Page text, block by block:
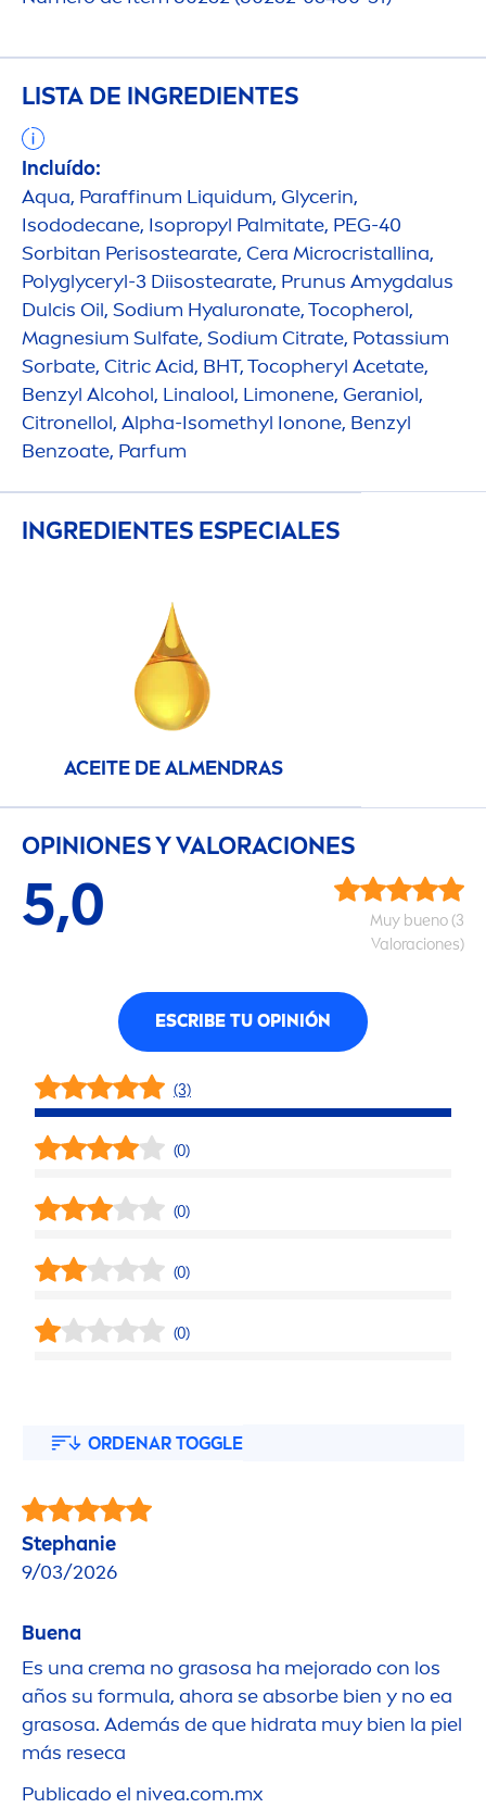
LISTA DE INGREDIENTES
Incluído:
Aqua, Paraffinum Liquidum, Glycerin,
Isododecane, Isopropyl Palmitate, PEG-40
Sorbitan Perisostearate, Cera Microcristallina,
Polyglyceryl-3 Diisostearate, Prunus Amygdalus
Dulcis Oil, Sodium Hyaluronate, Tocopherol,
Magnesium Sulfate, Sodium Citrate, Potassium
Sorbate, Citric Acid, BHT, Tocopheryl Acetate,
Benzyl Alcohol, Linalool, Limonene, Geraniol,
Citronellol, Alpha-Isomethyl Ionone, Benzyl
Benzoate, Parfum
INGREDIENTES ESPECIALES
ACEITE DE ALMENDRAS
OPINIONES Y VALORACIONES
5,0
Muy bueno (3
Valoraciones)
ESCRIBE TU OPINIÓN
(3)
(0)
(0)
(0)
(0)
ORDENAR TOGGLE
Stephanie
9/03/2026
Buena
Es una crema no grasosa ha mejorado con los
años su formula, ahora se absorbe bien y no ea
grasosa. Además de que hidrata muy bien la piel
más reseca
Publicado el nivea.com.mx